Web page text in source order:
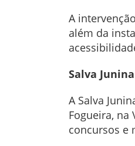
A
além da
Salva Junina
A Salva
Fogueira, na
concursos e